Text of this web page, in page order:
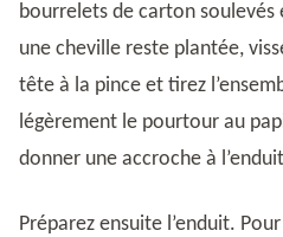
bourrelets de carton soulevés
une cheville reste plantée,
tête à la pince et tirez
légèrement le pourtour au
donner une accroche à
Préparez ensuite l’enduit.